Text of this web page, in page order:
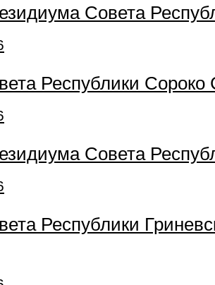
Совета
Республики
Совета
Республики